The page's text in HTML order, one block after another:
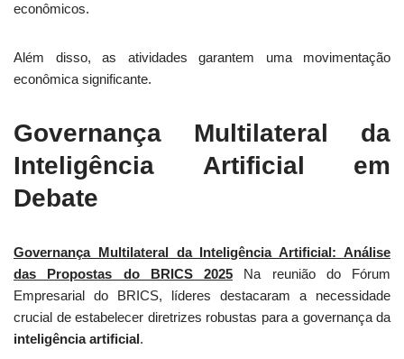
econômicos.
Além disso, as atividades garantem uma movimentação
econômica significante.
Governança Multilateral da
Inteligência Artificial em
Debate
Governança Multilateral da Inteligência Artificial: Análise
das Propostas do BRICS 2025 Na reunião do Fórum
Empresarial do BRICS, líderes destacaram a necessidade
crucial de estabelecer diretrizes robustas para a governança da
inteligência artificial.